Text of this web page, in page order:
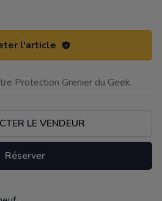
l'article
Protection Grenier du Geek.
LE VENDEUR
Réserver